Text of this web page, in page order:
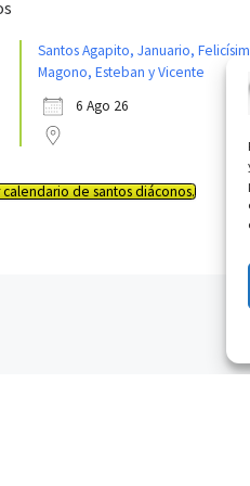
Santos Agapito, Januario,
Magono, Esteban y Vicente
6 Ago 26
calendario de santos diáconos.